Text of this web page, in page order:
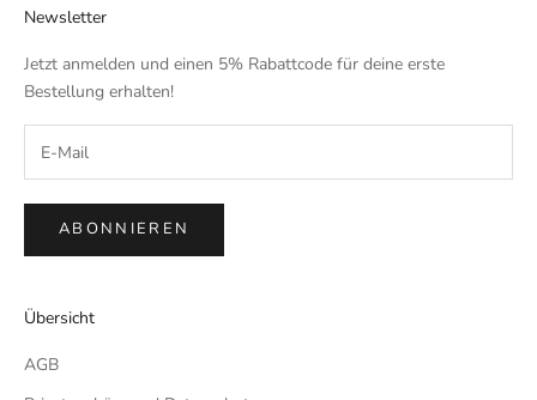
Newsletter
Jetzt anmelden und einen 5% Rabattcode für deine erste
Bestellung erhalten!
ABONNIEREN
Übersicht
AGB